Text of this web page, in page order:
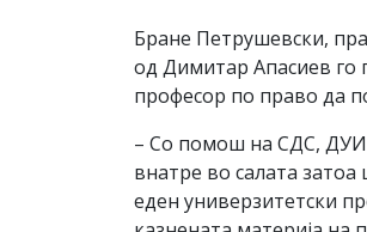
Бране Петрушевски,
од Димитар Апасиев го
професор по право да
– Со помош на СДС, ДУИ
внатре во салата
еден универзитетски